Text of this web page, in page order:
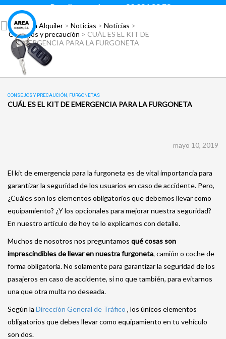
Para llamar pulsar: 93 296 88 78
Área Alquiler> Noticias > Noticias >
Consejos y precaución > CUÁL ES EL KIT DE
EMERGENCIA PARA LA FURGONETA
CONSEJOS Y PRECAUCIÓN FURGONETAS
CUÁL ES EL KIT DE EMERGENCIA PARA LA FURGONETA
mayo 10, 2019
El kit de emergencia para la furgoneta es de vital importancia para
garantizar la seguridad de los usuarios en caso de accidente. Pero,
¿Cuáles son los elementos obligatorios que debemos llevar como
equipamiento? ¿Y los opcionales para mejorar nuestra seguridad?
En nuestro artículo de hoy te lo explicamos con detalle.
Muchos de nosotros nos preguntamos qué cosas son
imprescindibles de llevar en nuestra furgoneta, camión o coche de
forma obligatoria. No solamente para garantizar la seguridad de los
pasajeros en caso de accidente, si no que también, para evitarnos
una que otra multa no deseada.
Según la Dirección General de Tráfico , los únicos elementos
obligatorios que debes llevar como equipamiento en tu vehículo
son dos.